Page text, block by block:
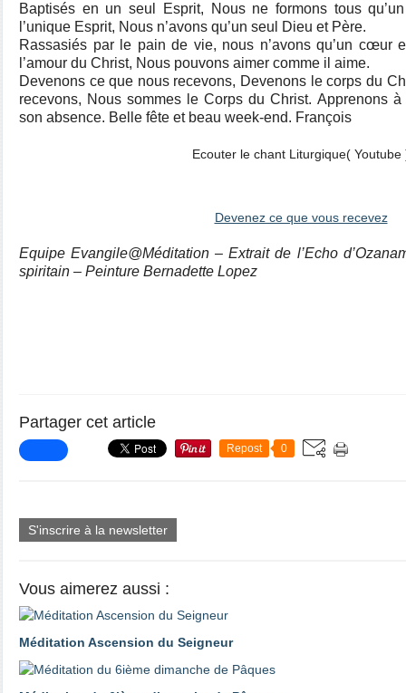
Baptisés en un seul Esprit, Nous ne formons tous
l’unique Esprit, Nous n’avons qu’un seul Dieu et Père.
Rassasiés par le pain de vie, nous n’avons qu’un cœur
l’amour du Christ, Nous pouvons aimer comme il aime.
Devenons ce que nous recevons, Devenons le corps du
recevons, Nous sommes le Corps du Christ. Apprenons
son absence. Belle fête et beau week-end. François
Ecouter le chant Liturgique( Youtube
Devenez ce que vous recevez
Equipe Evangile@Méditation – Extrait de l’Echo
spiritain – Peinture Bernadette Lopez
Partager cet article
Repost 0
S'inscrire à la newsletter
Vous aimerez aussi :
Méditation Ascension du Seigneur